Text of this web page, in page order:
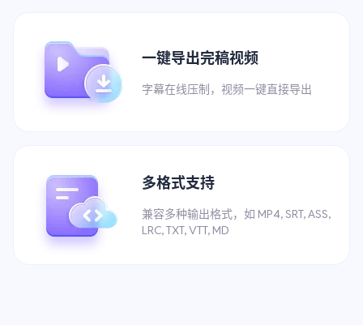
一键导出完稿视频
字幕在线压制，视频一键直接导出
多格式支持
兼容多种输出格式，如 MP4, SRT, ASS,
LRC, TXT, VTT, MD